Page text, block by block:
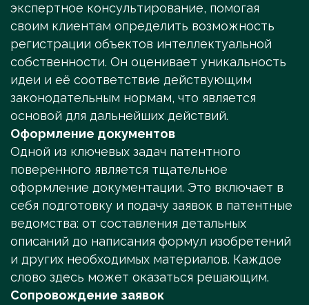
экспертное консультирование, помогая
своим клиентам определить возможность
регистрации объектов интеллектуальной
собственности. Он оценивает уникальность
идеи и её соответствие действующим
законодательным нормам, что является
основой для дальнейших действий.
Оформление документов
Одной из ключевых задач патентного
поверенного является тщательное
оформление документации. Это включает в
себя подготовку и подачу заявок в патентные
ведомства: от составления детальных
описаний до написания формул изобретений
и других необходимых материалов. Каждое
слово здесь может оказаться решающим.
Сопровождение заявок